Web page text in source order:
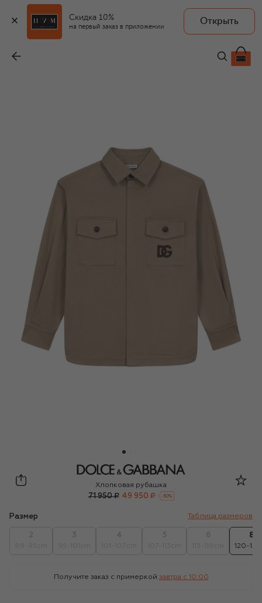
Скидка 10%
на первый заказ в приложении
Открыть
49 950 ₽
Dolce & Gabbana
Хлопковая рубашка
71 950 ₽ 49 950 ₽ -30%
Размер Таблица размеров
8
120-
Получите заказ с примеркой завтра c 10:00